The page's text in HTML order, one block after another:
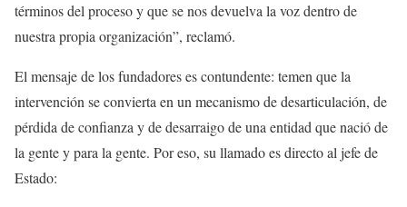
términos del proceso y que se nos devuelva la voz dentro de
nuestra propia organización”, reclamó.
El mensaje de los fundadores es contundente: temen que la
intervención se convierta en un mecanismo de desarticulación, de
pérdida de confianza y de desarraigo de una entidad que nació de
la gente y para la gente. Por eso, su llamado es directo al jefe de
Estado: